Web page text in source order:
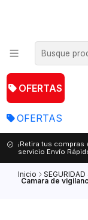
OFERTAS
OFERTAS
¡Retira tus
servicio Envío
Inicio SEGURIDAD
Camara de